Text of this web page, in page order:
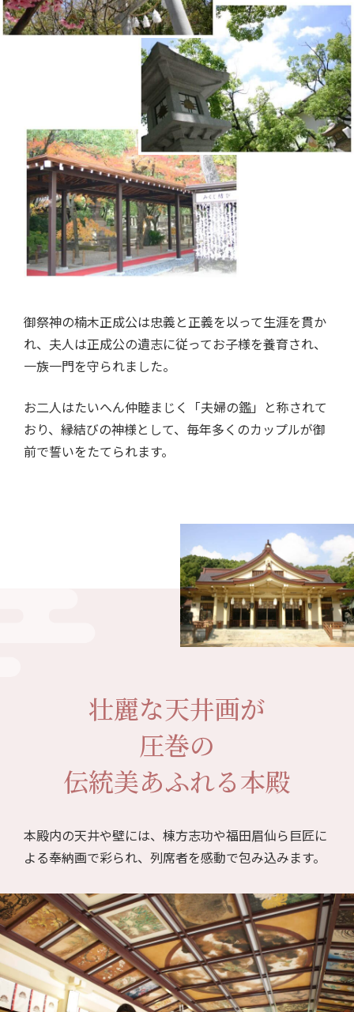
御祭神の楠木正成公は忠義と正義を以って生涯を貫か
れ、夫人は正成公の遺志に従ってお子様を養育され、
一族一門を守られました。
お二人はたいへん仲睦まじく「夫婦の鑑」と称されて
おり、 縁結びの神様として、毎年多くのカップルが御
前で誓いをたてられます。
壮麗な天井画が
圧巻の
伝統美あふれる本殿
本殿内の天井や壁には、棟方志功や福田眉仙ら巨匠に
よる奉納画で彩られ、 列席者を感動で包み込みます。